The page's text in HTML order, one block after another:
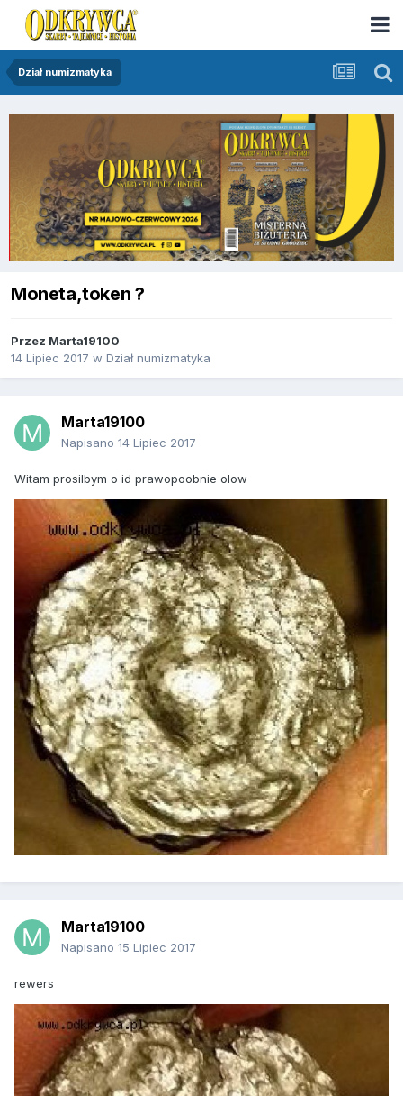
Dział numizmatyka
Moneta,token ?
Przez Marta19100
14 Lipiec 2017 w Dział numizmatyka
Marta19100
Napisano 14 Lipiec 2017
Witam prosilbym o id prawopoobnie olow
Marta19100
Napisano 15 Lipiec 2017
rewers